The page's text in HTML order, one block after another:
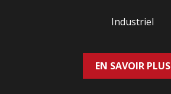
Industriel
EN SAVOIR PLUS